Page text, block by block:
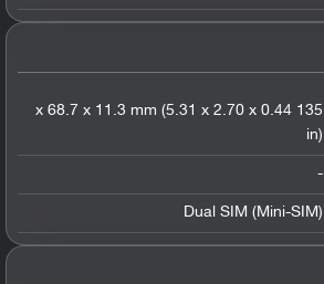
135 x 68.7 x 11.3 mm (5.31 x 2.70 x 0.44
in)
-
Dual SIM (Mini-SIM)